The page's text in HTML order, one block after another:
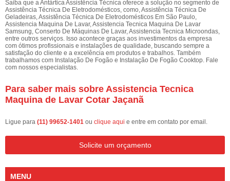
Saiba que a Antártica Assistência Técnica oferece a solução no segmento de
Assistência Técnica De Eletrodomésticos, como, Assistência Técnica De
Geladeiras, Assistência Técnica De Eletrodomésticos Em São Paulo,
Assistencia Maquina De Lavar, Assistencia Tecnica Maquina De Lavar
Samsung, Conserto De Máquinas De Lavar, Assistencia Tecnica Microondas,
entre outros serviços. Isso acontece graças aos investimentos da empresa
com ótimos profissionais e instalações de qualidade, buscando sempre a
satisfação do cliente e a excelência em produtos e trabalhos. Também
trabalhamos com Instalação De Fogão e Instalação De Fogão Cooktop. Fale
com nossos especialistas.
Para saber mais sobre Assistencia Tecnica
Maquina de Lavar Cotar Jaçanã
Ligue para (11) 99652-1401 ou clique aqui e entre em contato por email.
Solicite um orçamento
MENU